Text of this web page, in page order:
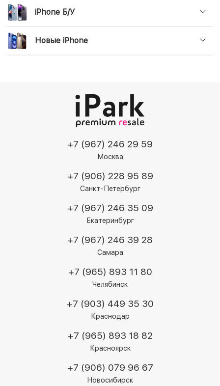
iPhone Б/У
Новые iPhone
+7 (967) 246 29 59
Москва
+7 (906) 228 95 89
Санкт-Петербург
+7 (967) 246 35 09
Екатеринбург
+7 (967) 246 39 28
Самара
+7 (965) 893 11 80
Челябинск
+7 (903) 449 35 30
Краснодар
+7 (965) 893 18 82
Красноярск
+7 (906) 079 96 67
Новосибирск